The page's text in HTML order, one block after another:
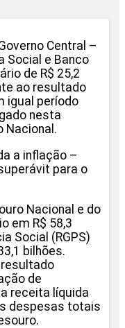
Central –
Social e Banco
de R$ 25,2
ao resultado
igual período
nesta
Nacional.
a inflação –
para o
Nacional e do
em R$ 58,3
Social (RGPS)
bilhões.
resultado
de
receita líquida
despesas totais